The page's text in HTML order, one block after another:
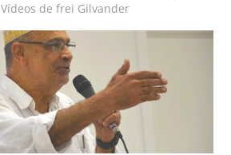
Vídeos de frei Gilvander